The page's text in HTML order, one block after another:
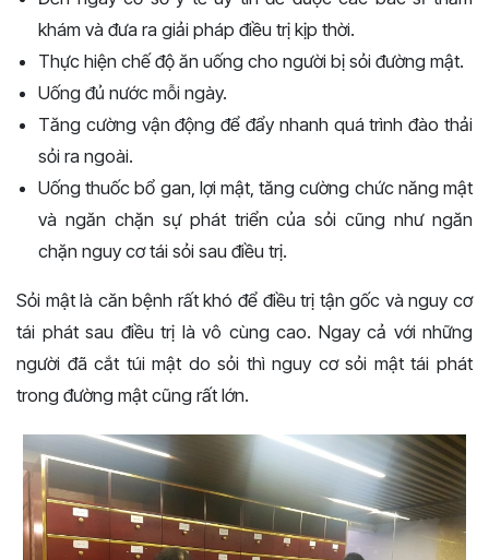
khám và đưa ra giải pháp điều trị kịp thời.
Thực hiện chế độ ăn uống cho người bị sỏi đường mật.
Uống đủ nước mỗi ngày.
Tăng cường vận động để đẩy nhanh quá trình đào thải
sỏi ra ngoài.
Uống thuốc bổ gan, lợi mật, tăng cường chức năng mật
và ngăn chặn sự phát triển của sỏi cũng như ngăn
chặn nguy cơ tái sỏi sau điều trị.
Sỏi mật là căn bệnh rất khó để điều trị tận gốc và nguy cơ
tái phát sau điều trị là vô cùng cao. Ngay cả với những
người đã cắt túi mật do sỏi thì nguy cơ sỏi mật tái phát
trong đường mật cũng rất lớn.